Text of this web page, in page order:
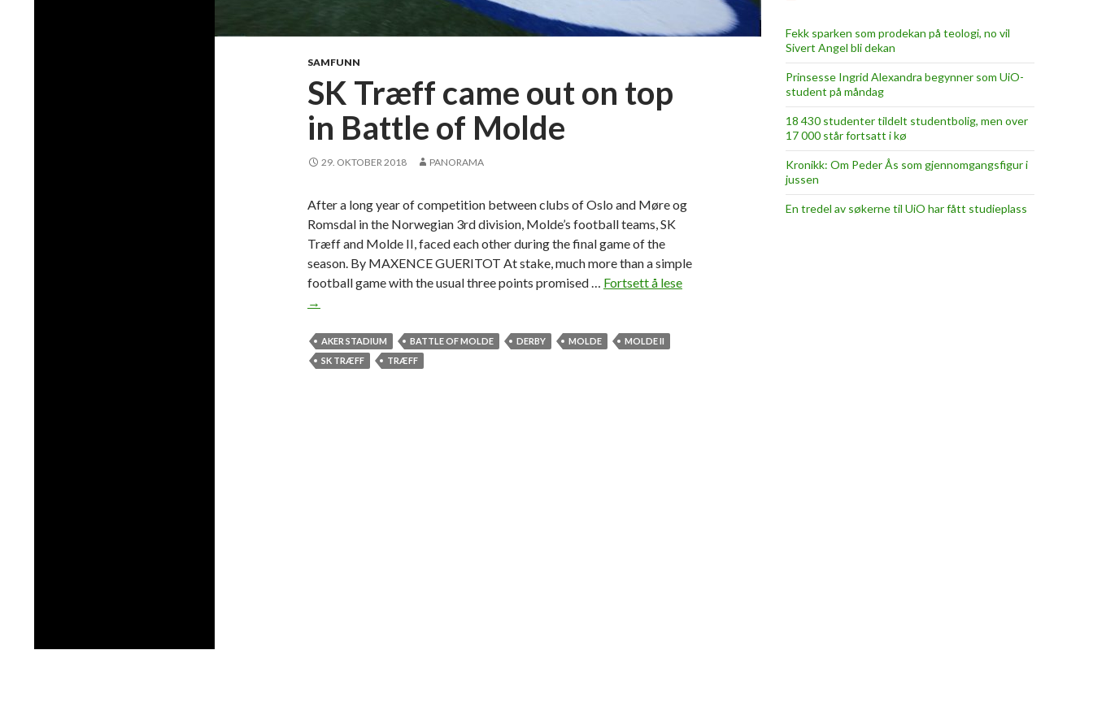
SAMFUNN
SK Træff came out on top
in Battle of Molde
29. OKTOBER 2018 PANORAMA
After a long year of competition between clubs of Oslo and Møre og
Romsdal in the Norwegian 3rd division, Molde’s football teams, SK
Træff and Molde II, faced each other during the final game of the
season. By MAXENCE GUERITOT At stake, much more than a simple
football game with the usual three points promised … Fortsett å lese
→
AKER STADIUM BATTLE OF MOLDE DERBY MOLDE
MOLDE II
SK TRÆFF
TRÆFF
Fekk sparken som prodekan på teologi, no vil
Sivert Angel bli dekan
Prinsesse Ingrid Alexandra begynner som UiO-
student på måndag
18 430 studenter tildelt studentbolig, men over
17 000 står fortsatt i kø
Kronikk: Om Peder Ås som gjennomgangsfigur i
jussen
En tredel av søkerne til UiO har fått studieplass